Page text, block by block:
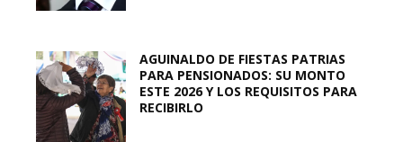
AGUINALDO DE FIESTAS PATRIAS
PARA PENSIONADOS: SU MONTO
ESTE 2026 Y LOS REQUISITOS PARA
RECIBIRLO